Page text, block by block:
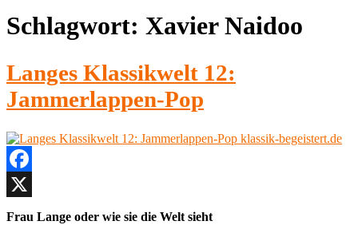
Schlagwort: Xavier Naidoo
Langes Klassikwelt 12:
Jammerlappen-Pop
Facebook
X
Frau Lange oder wie sie die Welt sieht